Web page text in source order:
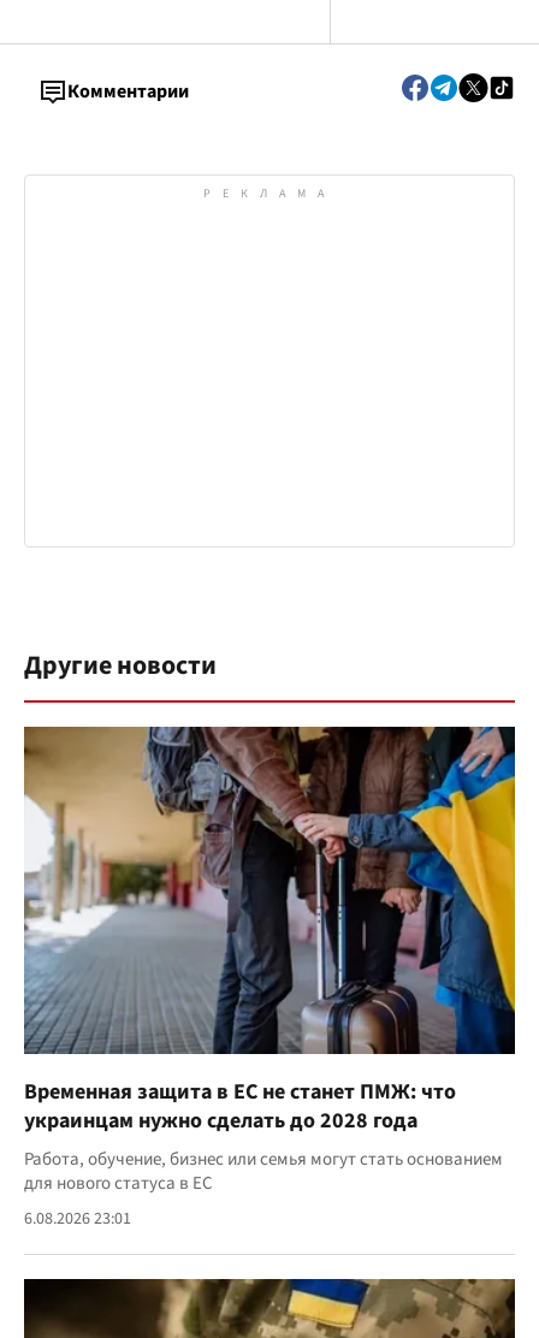
Комментарии
Другие новости
Временная защита в ЕС не станет ПМЖ: что
украинцам нужно сделать до 2028 года
Работа, обучение, бизнес или семья могут стать основанием
для нового статуса в ЕС
6.08.2026 23:01